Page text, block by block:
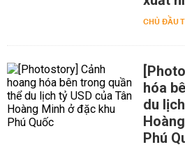
CHỦ ĐẦU
hóa
du
Phú